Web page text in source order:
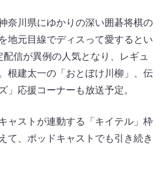
奈川県にゆかりの深い囲碁将棋の
地元目線でディスって愛するとい
信が異例の人気となり、レギュ
根建太一の「おとぼけ川柳」、伝
」応援コーナーも放送予定。
ャストが連動する「キイテル」枠
て、ポッドキャストでも引き続き